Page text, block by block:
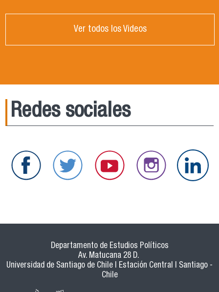
Ver todos los Videos
Redes sociales
Departamento de Estudios Políticos
Av. Matucana 28 D.
Universidad de Santiago de Chile | Estación Central | Santiago -
Chile